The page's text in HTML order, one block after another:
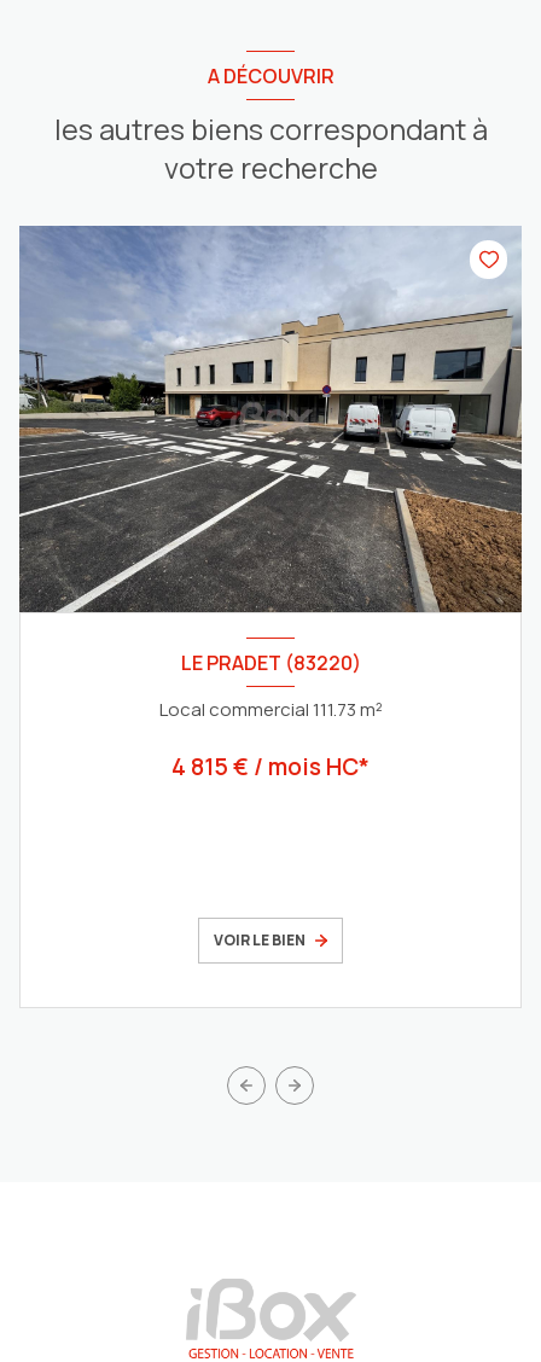
A DÉCOUVRIR
les autres biens correspondant à
votre recherche
LE PRADET (83220)
Local commercial 111.73 m²
4 815 € / mois HC*
VOIR LE BIEN